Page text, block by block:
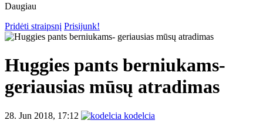
Daugiau
Pridėti straipsnį Prisijunk!
Huggies pants berniukams-
geriausias mūsų atradimas
28. Jun 2018, 17:12
kodelcia